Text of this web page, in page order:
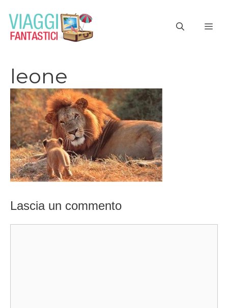
contenuto
leone
Lascia un commento